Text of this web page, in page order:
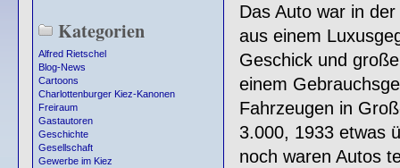
Kategorien
Alfred Rietschel
Blog-News
Cartoons
Charlottenburger Kiez-Kanonen
Freiraum
Gastautoren
Geschichte
Gesellschaft
Gewerbe im Kiez
Das Auto war in
aus einem
Geschick und
einem
Fahrzeugen in
3.000, 1933 etwas
noch waren Autos